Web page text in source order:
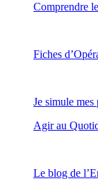
Comprendre
Fiches
Je simule mes
Agir au
Le blog de